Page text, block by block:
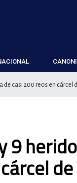
casi 200 reos en cárcel
9